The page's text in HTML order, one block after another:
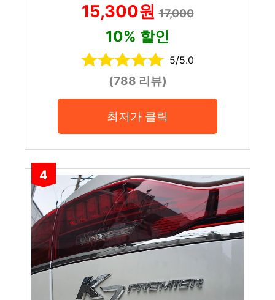
15,300원17,000
10% 할인
5/5.0
(788 리뷰)
최저가 클릭
4